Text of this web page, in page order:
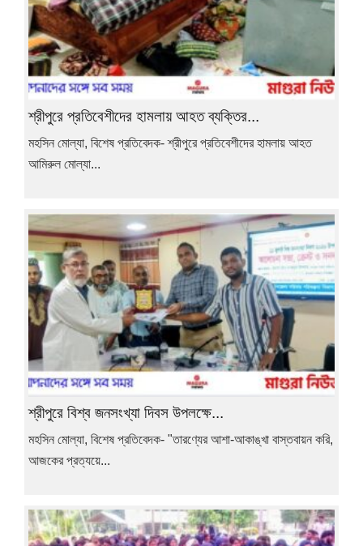
শ্রীপুরে প্রতিবেশীদের হামলায় আহত ব্যক্তির...
মহসিন মোল্যা, বিশেষ প্রতিবেদক- শ্রীপুরে প্রতিবেশীদের হামলায় আহত
আমিরুল মোল্যা...
শ্রীপুরে বিশ্ব জনসংখ্যা দিবস উপলক্ষে...
মহসিন মোল্যা, বিশেষ প্রতিবেদক- "তারণ্যের আশা-আকাঙ্খা বাস্তবায়ন করি,
আজকের প্রত্যয়ে...